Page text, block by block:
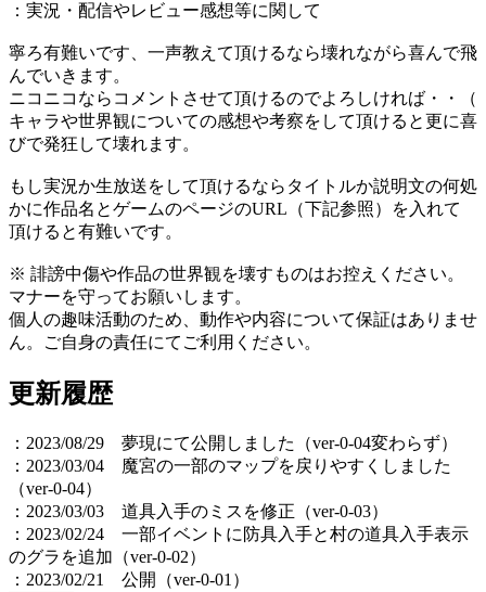
：実況・配信やレビュー感想等に関して
寧ろ有難いです、一声教えて頂けるなら壊れながら喜んで飛
んでいきます。
ニコニコならコメントさせて頂けるのでよろしければ・・（
キャラや世界観についての感想や考察をして頂けると更に喜
びで発狂して壊れます。
もし実況か生放送をして頂けるならタイトルか説明文の何処
かに作品名とゲームのページのURL（下記参照）を入れて
頂けると有難いです。
※ 誹謗中傷や作品の世界観を壊すものはお控えください。
マナーを守ってお願いします。
個人の趣味活動のため、動作や内容について保証はありませ
ん。ご自身の責任にてご利用ください。
更新履歴
：2023/08/29 夢現にて公開しました（ver-0-04変わらず）
：2023/03/04 魔宮の一部のマップを戻りやすくしました
（ver-0-04）
：2023/03/03 道具入手のミスを修正（ver-0-03）
：2023/02/24 一部イベントに防具入手と村の道具入手表示
のグラを追加（ver-0-02）
：2023/02/21 公開（ver-0-01）